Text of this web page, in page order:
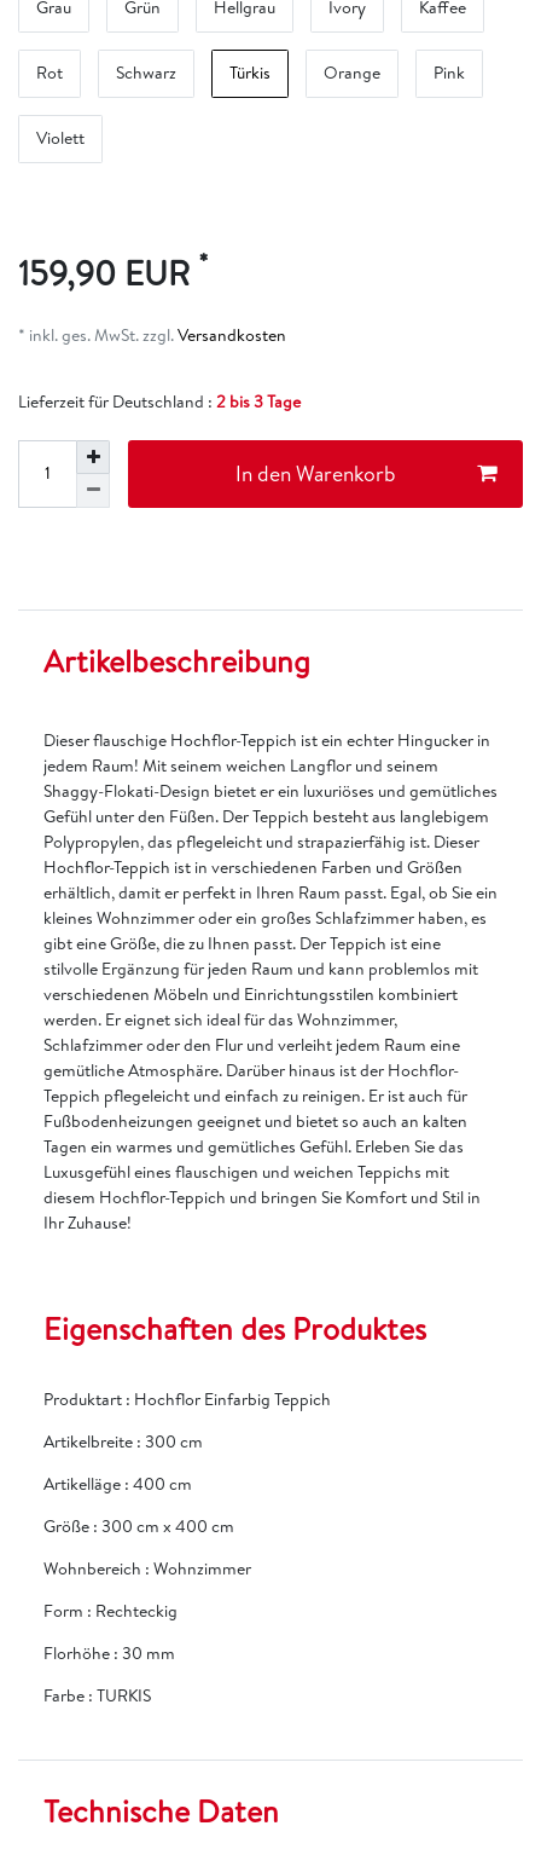
Grau Grün Hellgrau Ivory Kaffee
Rot Schwarz Türkis Orange Pink
Violett
159,90 EUR *
* inkl. ges. MwSt. zzgl.Versandkosten
Lieferzeit für Deutschland : 2 bis 3 Tage
In den Warenkorb
Artikelbeschreibung
Dieser flauschige Hochflor-Teppich ist ein echter Hingucker in
jedem Raum! Mit seinem weichen Langflor und seinem
Shaggy-Flokati-Design bietet er ein luxuriöses und gemütliches
Gefühl unter den Füßen. Der Teppich besteht aus langlebigem
Polypropylen, das pflegeleicht und strapazierfähig ist. Dieser
Hochflor-Teppich ist in verschiedenen Farben und Größen
erhältlich, damit er perfekt in Ihren Raum passt. Egal, ob Sie ein
kleines Wohnzimmer oder ein großes Schlafzimmer haben, es
gibt eine Größe, die zu Ihnen passt. Der Teppich ist eine
stilvolle Ergänzung für jeden Raum und kann problemlos mit
verschiedenen Möbeln und Einrichtungsstilen kombiniert
werden. Er eignet sich ideal für das Wohnzimmer,
Schlafzimmer oder den Flur und verleiht jedem Raum eine
gemütliche Atmosphäre. Darüber hinaus ist der Hochflor-
Teppich pflegeleicht und einfach zu reinigen. Er ist auch für
Fußbodenheizungen geeignet und bietet so auch an kalten
Tagen ein warmes und gemütliches Gefühl. Erleben Sie das
Luxusgefühl eines flauschigen und weichen Teppichs mit
diesem Hochflor-Teppich und bringen Sie Komfort und Stil in
Ihr Zuhause!
Eigenschaften des Produktes
Produktart : Hochflor Einfarbig Teppich
Artikelbreite : 300 cm
Artikelläge : 400 cm
Größe : 300 cm x 400 cm
Wohnbereich : Wohnzimmer
Form : Rechteckig
Florhöhe : 30 mm
Farbe : TURKIS
Technische Daten